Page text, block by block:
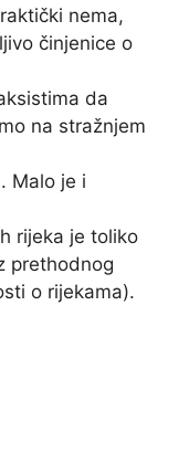
nema,
činjenice o
da
na stražnjem
Malo je i
rijeka je toliko
prethodnog
o rijekama).